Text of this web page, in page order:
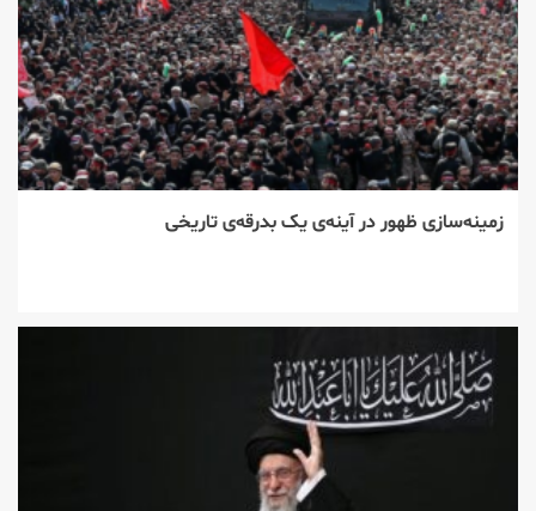
زمینه‌سازی ظهور در آینه‌ی یک بدرقه‌ی تاریخی